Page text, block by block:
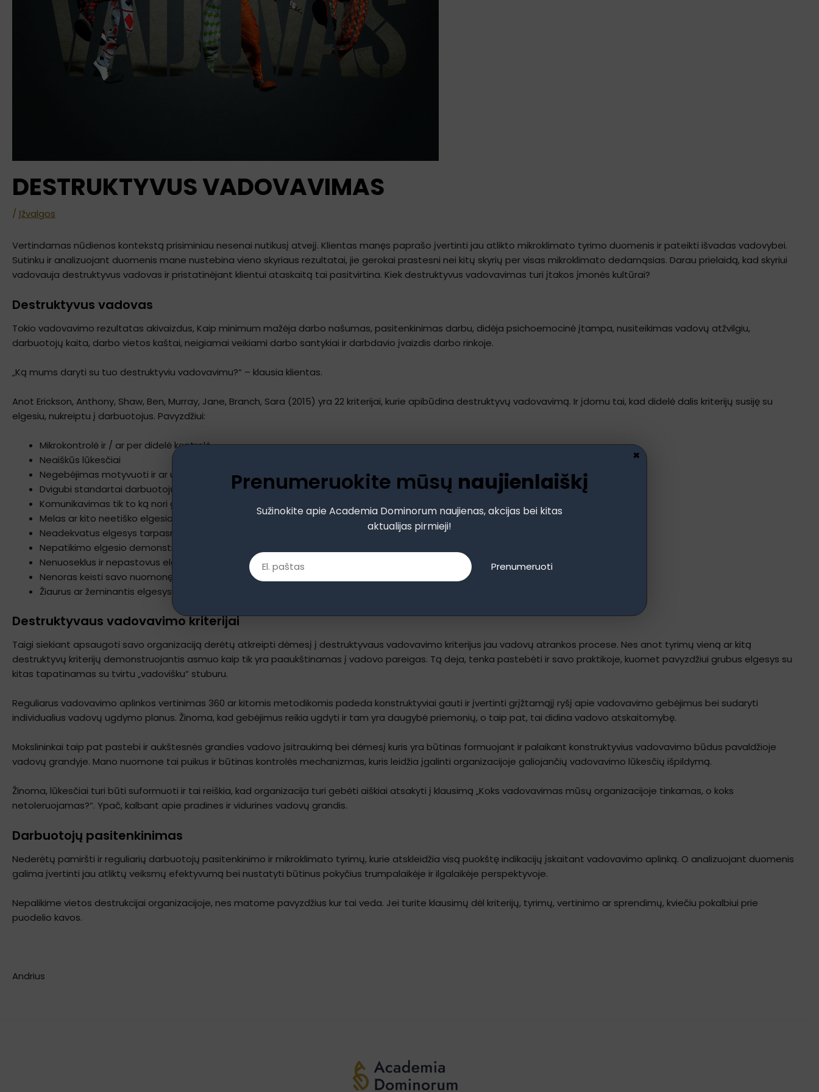
DESTRUKTYVUS VADOVAVIMAS
/ Įžvalgos
Vertindamas nūdienos kontekstą prisiminiau nesenai nutikusį atvejį. Klientas manęs paprašo įvertinti jau atlikto mikroklimato tyrimo duomenis ir pateikti išvadas vadovybei.
Sutinku ir analizuojant duomenis mane nustebina vieno skyriaus rezultatai, jie gerokai prastesni nei kitų skyrių per visas mikroklimato dedamąsias. Darau prielaidą, kad skyriui
vadovauja destruktyvus vadovas ir pristatinėjant klientui ataskaitą tai pasitvirtina. Kiek destruktyvus vadovavimas turi įtakos įmonės kultūrai?
Destruktyvus vadovas
Tokio vadovavimo rezultatas akivaizdus, Kaip minimum mažėja darbo našumas, pasitenkinimas darbu, didėja psichoemocinė įtampa, nusiteikimas vadovų atžvilgiu,
darbuotojų kaita, darbo vietos kaštai, neigiamai veikiami darbo santykiai ir darbdavio įvaizdis darbo rinkoje.
„Ką mums daryti su tuo destruktyviu vadovavimu?“ – klausia klientas.
Anot Erickson, Anthony, Shaw, Ben, Murray, Jane, Branch, Sara (2015) yra 22 kriterijai, kurie apibūdina destruktyvų vadovavimą. Ir įdomu tai, kad didelė dalis kriterijų susiję su
elgesiu, nukreiptu į darbuotojus. Pavyzdžiui:
Mikrokontrolė ir / ar per didelė kontrolė
Neaiškūs lūkesčiai
Negebėjimas motyvuoti ir ar ugdyti darbuotojų
Dvigubi standartai darbuotojų atžvilgiu ( šis patinka, tas nepatinka)
Komunikavimas tik to ką nori girdėti kiti
Melas ar kito neetiško elgesio demonstravimas
Neadekvatus elgesys tarpasmeninio bendravimo situacijose
Nepatikimo elgesio demonstravimas
Nenuoseklus ir nepastovus elgesys
Nenoras keisti savo nuomonę
Žiaurus ar žeminantis elgesys
Destruktyvaus vadovavimo kriterijai
Taigi siekiant apsaugoti savo organizaciją derėtų atkreipti dėmesį į destruktyvaus vadovavimo kriterijus jau vadovų atrankos procese. Nes anot tyrimų vieną ar kitą
destruktyvų kriterijų demonstruojantis asmuo kaip tik yra paaukštinamas į vadovo pareigas. Tą deja, tenka pastebėti ir savo praktikoje, kuomet pavyzdžiui grubus elgesys su
kitas tapatinamas su tvirtu „vadovišku“ stuburu.
Reguliarus vadovavimo aplinkos vertinimas 360 ar kitomis metodikomis padeda konstruktyviai gauti ir įvertinti grįžtamąjį ryšį apie vadovavimo gebėjimus bei sudaryti
individualius vadovų ugdymo planus. Žinoma, kad gebėjimus reikia ugdyti ir tam yra daugybė priemonių, o taip pat, tai didina vadovo atskaitomybę.
Mokslininkai taip pat pastebi ir aukštesnės grandies vadovo įsitraukimą bei dėmesį kuris yra būtinas formuojant ir palaikant konstruktyvius vadovavimo būdus pavaldžioje
vadovų grandyje. Mano nuomone tai puikus ir būtinas kontrolės mechanizmas, kuris leidžia įgalinti organizacijoje galiojančių vadovavimo lūkesčių išpildymą.
Žinoma, lūkesčiai turi būti suformuoti ir tai reiškia, kad organizacija turi gebėti aiškiai atsakyti į klausimą „Koks vadovavimas mūsų organizacijoje tinkamas, o koks
netoleruojamas?“. Ypač, kalbant apie pradines ir vidurines vadovų grandis.
Darbuotojų pasitenkinimas
Nederėtų pamiršti ir reguliarių darbuotojų pasitenkinimo ir mikroklimato tyrimų, kurie atskleidžia visą puokštę indikacijų įskaitant vadovavimo aplinką. O analizuojant duomenis
galima įvertinti jau atliktų veiksmų efektyvumą bei nustatyti būtinus pokyčius trumpalaikėje ir ilgalaikėje perspektyvoje.
Nepalikime vietos destrukcijai organizacijoje, nes matome pavyzdžius kur tai veda. Jei turite klausimų dėl kriterijų, tyrimų, vertinimo ar sprendimų, kviečiu pokalbiui prie
puodelio kavos.
Andrius
Prenumeruokite mūsų naujienlaiškį
Sužinokite apie Academia Dominorum naujienas, akcijas bei kitas
aktualijas pirmieji!
Prenumeruoti
×